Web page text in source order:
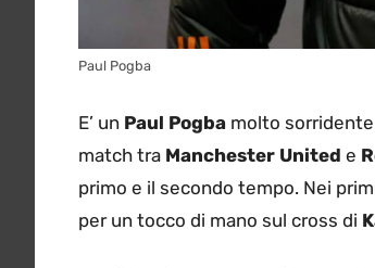
Paul Pogba
E’ un Paul Pogba molto
match tra Manchester United e
primo e il secondo tempo. Nei
per un tocco di mano sul cross di